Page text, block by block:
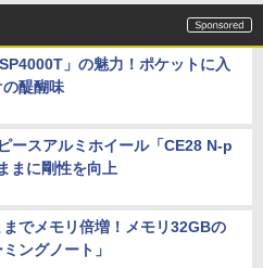
」の魅力！ポケットに入
醍醐味
ースアルミホイール「CE28 N-p
まに剛性を向上
でメモリ倍増！メモリ32GBの
ングノート」